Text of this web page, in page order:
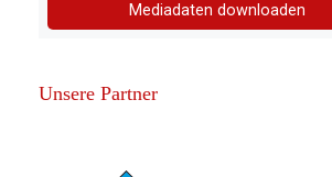
Mediadaten downloaden
Unsere Partner